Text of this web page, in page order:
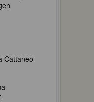
Cattaneo